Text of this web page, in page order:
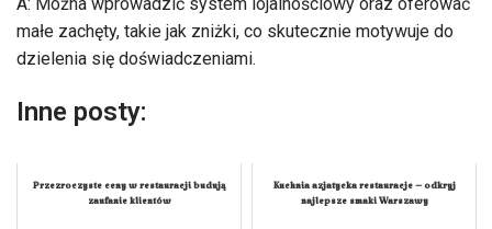
małe zachęty, takie jak zniżki, co skutecznie motywuje do
dzielenia się doświadczeniami.
Inne posty:
Przezroczyste ceny w restauracji budują
zaufanie klientów
Kuchnia azjatycka restauracje – odkryj
najlepsze smaki Warszawy